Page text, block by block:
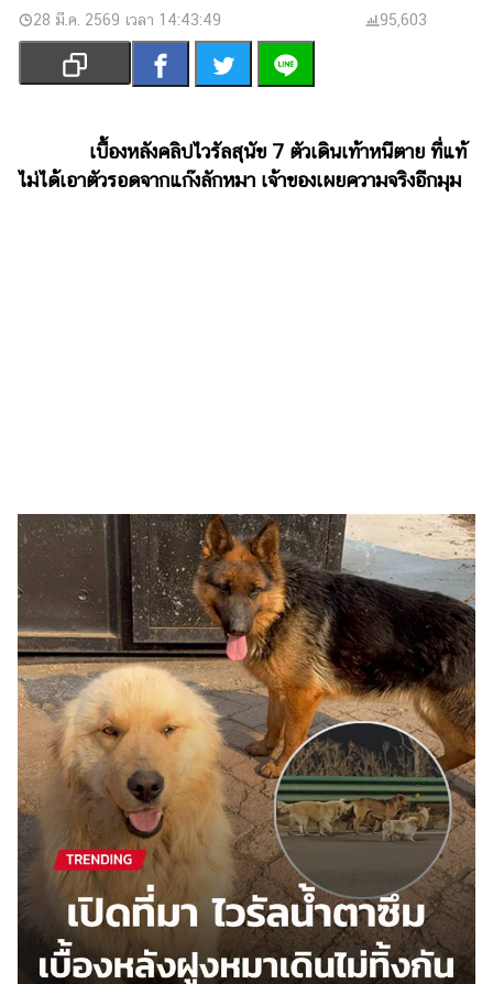
การ
ศึกษา
รูปภาพ
ดูด
วง
หญิง
ผู้ชาย
สุขภาพ
ท่อง
เที่ยว
สูตร
อาหาร
ง่ายๆ
ช้อป
ปิ้ง
28 มี.ค. 2569 เวลา 14:43:49 95,603
เบื้องหลังคลิปไวรัลสุนัข 7 ตัวเดินเท้าหนีตาย ที่แท้
ไม่ได้เอาตัวรอดจากแก๊งลักหมา เจ้าของเผยความจริงอีกมุม